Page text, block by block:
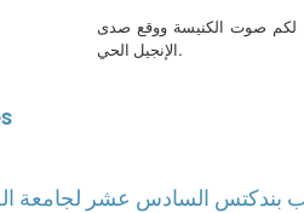
لكم صوت الكنيسة ووقع صدى
الإنجيل الحي.
السادس عشر لجامعة